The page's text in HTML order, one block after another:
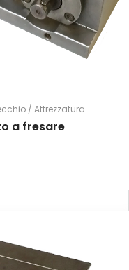
/ Attrezzatura
a fresare